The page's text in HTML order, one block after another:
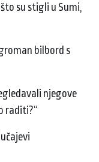
su stigli u Sumi,
bilbord s
njegove
raditi?“